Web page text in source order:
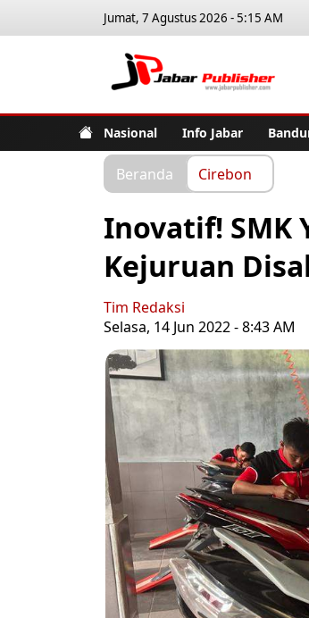
Jumat, 7 Agustus 2026 - 5:15 AM
Nasional Info Jabar
Beranda Cirebon
Inovatif! SMK
Kejuruan
Tim Redaksi
Selasa, 14 Jun 2022 - 8:43 AM